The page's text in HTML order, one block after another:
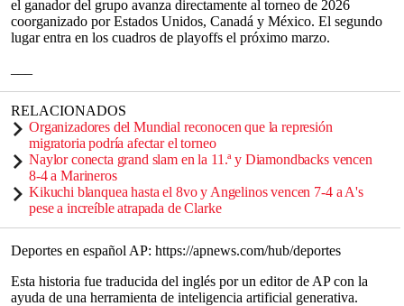
el ganador del grupo avanza directamente al torneo de 2026
coorganizado por Estados Unidos, Canadá y México. El segundo
lugar entra en los cuadros de playoffs el próximo marzo.
RELACIONADOS
Organizadores del Mundial reconocen que la represión
migratoria podría afectar el torneo
Naylor conecta grand slam en la 11.ª y Diamondbacks vencen
8-4 a Marineros
Kikuchi blanquea hasta el 8vo y Angelinos vencen 7-4 a A's
pese a increíble atrapada de Clarke
Deportes en español AP: https://apnews.com/hub/deportes
Esta historia fue traducida del inglés por un editor de AP con la
ayuda de una herramienta de inteligencia artificial generativa.